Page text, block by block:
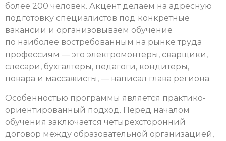
более 200 человек. Акцент делаем на адресную
подготовку специалистов под конкретные
вакансии и организовываем обучение
по наиболее востребованным на рынке труда
профессиям — это электромонтеры, сварщики,
слесари, бухгалтеры, педагоги, кондитеры,
повара и массажисты, — написал глава региона.
Особенностью программы является практико-
ориентированный подход. Перед началом
обучения заключается четырехсторонний
договор между образовательной организацией,